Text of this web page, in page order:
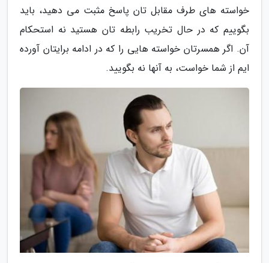
خواسته های طرف مقابل تان پاسخ مثبت می دهید، باید
بگوییم که در حال تخریب رابطه تان هستید نه استحکام
آن. اگر همسرتان خواسته هایی را که در ادامه برایتان آورده
ایم از شما خواست، به آنها نه بگویید.